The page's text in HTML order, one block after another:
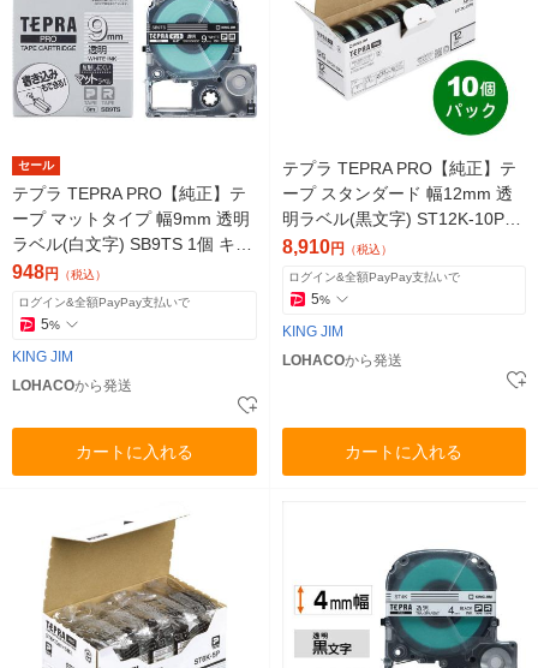
セール
テプラ TEPRA PRO【純正】テ
ープ マットタイプ 幅9mm 透明
ラベル(白文字) SB9TS 1個 キン
グジム
948円 （税込）
ログイン&全額PayPay支払いで
5%
KING JIM
LOHACOから発送
カートに入れる
テプラ TEPRA PRO【純正】テ
ープ スタンダード 幅12mm 透
明ラベル(黒文字) ST12K-10PN
1セット（10個入）
8,910円 （税込）
ログイン&全額PayPay支払いで
5%
KING JIM
LOHACOから発送
カートに入れる